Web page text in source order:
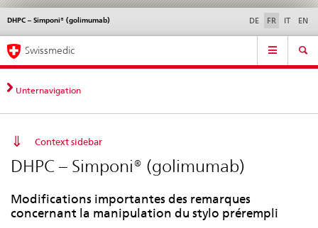
Navigation
directe:
actualités,
bases
contact
Actualités & Mises à
normes
Contact | Support &
aide
DHPC – Simponi® (golimumab) DE FR IT EN
Service
Navigation
Swissmedic
Unternavigation
Context sidebar
DHPC – Simponi® (golimumab)
Modifications importantes des remarques
concernant la manipulation du stylo prérempli